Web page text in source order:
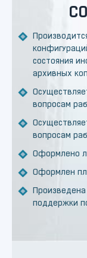
состояния
архивных
вопросам
вопросам
Оформлено
Оформлен
Произведена
поддержки